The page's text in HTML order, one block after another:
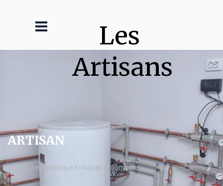
Les
Artisans
ARTISAN
chaudière électrique Frisquet Colombes